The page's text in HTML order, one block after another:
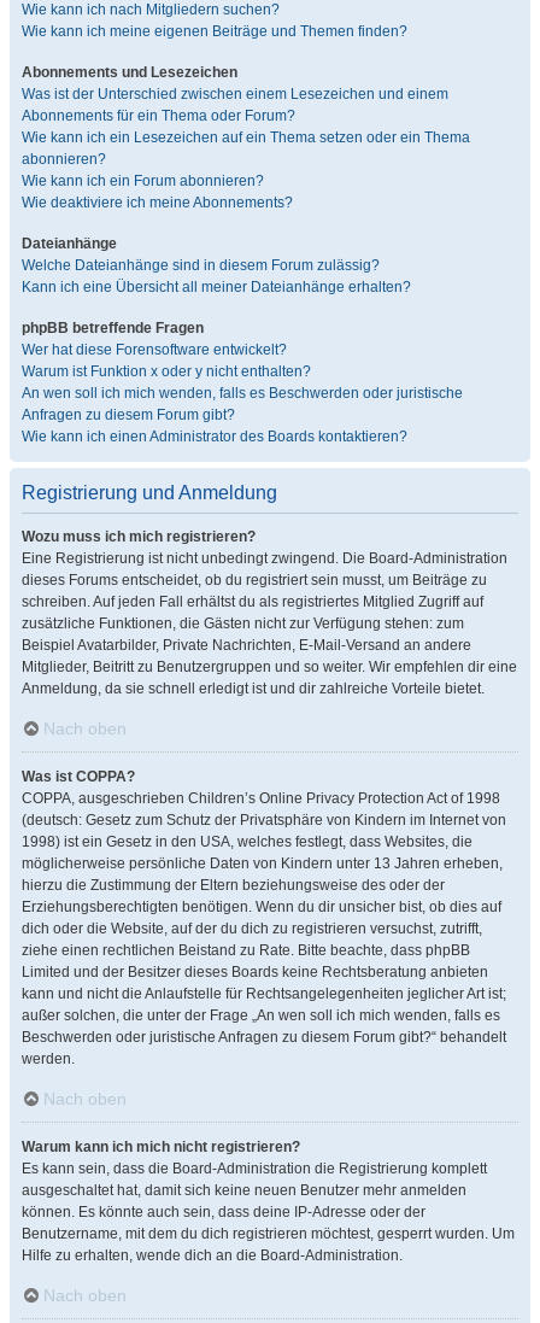
Wie kann ich nach Mitgliedern suchen?
Wie kann ich meine eigenen Beiträge und Themen finden?
Abonnements und Lesezeichen
Was ist der Unterschied zwischen einem Lesezeichen und einem
Abonnements für ein Thema oder Forum?
Wie kann ich ein Lesezeichen auf ein Thema setzen oder ein Thema
abonnieren?
Wie kann ich ein Forum abonnieren?
Wie deaktiviere ich meine Abonnements?
Dateianhänge
Welche Dateianhänge sind in diesem Forum zulässig?
Kann ich eine Übersicht all meiner Dateianhänge erhalten?
phpBB betreffende Fragen
Wer hat diese Forensoftware entwickelt?
Warum ist Funktion x oder y nicht enthalten?
An wen soll ich mich wenden, falls es Beschwerden oder juristische
Anfragen zu diesem Forum gibt?
Wie kann ich einen Administrator des Boards kontaktieren?
Registrierung und Anmeldung
Wozu muss ich mich registrieren?
Eine Registrierung ist nicht unbedingt zwingend. Die Board-Administration
dieses Forums entscheidet, ob du registriert sein musst, um Beiträge zu
schreiben. Auf jeden Fall erhältst du als registriertes Mitglied Zugriff auf
zusätzliche Funktionen, die Gästen nicht zur Verfügung stehen: zum
Beispiel Avatarbilder, Private Nachrichten, E-Mail-Versand an andere
Mitglieder, Beitritt zu Benutzergruppen und so weiter. Wir empfehlen dir eine
Anmeldung, da sie schnell erledigt ist und dir zahlreiche Vorteile bietet.
Nach oben
Was ist COPPA?
COPPA, ausgeschrieben Children’s Online Privacy Protection Act of 1998
(deutsch: Gesetz zum Schutz der Privatsphäre von Kindern im Internet von
1998) ist ein Gesetz in den USA, welches festlegt, dass Websites, die
möglicherweise persönliche Daten von Kindern unter 13 Jahren erheben,
hierzu die Zustimmung der Eltern beziehungsweise des oder der
Erziehungsberechtigten benötigen. Wenn du dir unsicher bist, ob dies auf
dich oder die Website, auf der du dich zu registrieren versuchst, zutrifft,
ziehe einen rechtlichen Beistand zu Rate. Bitte beachte, dass phpBB
Limited und der Besitzer dieses Boards keine Rechtsberatung anbieten
kann und nicht die Anlaufstelle für Rechtsangelegenheiten jeglicher Art ist;
außer solchen, die unter der Frage „An wen soll ich mich wenden, falls es
Beschwerden oder juristische Anfragen zu diesem Forum gibt?“ behandelt
werden.
Nach oben
Warum kann ich mich nicht registrieren?
Es kann sein, dass die Board-Administration die Registrierung komplett
ausgeschaltet hat, damit sich keine neuen Benutzer mehr anmelden
können. Es könnte auch sein, dass deine IP-Adresse oder der
Benutzername, mit dem du dich registrieren möchtest, gesperrt wurden. Um
Hilfe zu erhalten, wende dich an die Board-Administration.
Nach oben